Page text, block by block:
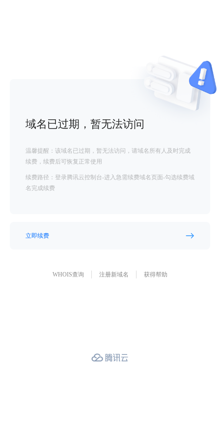
域名已过期，暂无法访问
温馨提醒：该域名已过期，暂无法访问，请域名所有人及时完成
续费，续费后可恢复正常使用
续费路径：登录腾讯云控制台-进入急需续费域名页面-勾选续费域
名完成续费
立即续费
WHOIS查询 注册新域名 获得帮助